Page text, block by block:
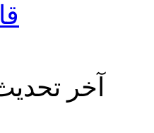
آخر